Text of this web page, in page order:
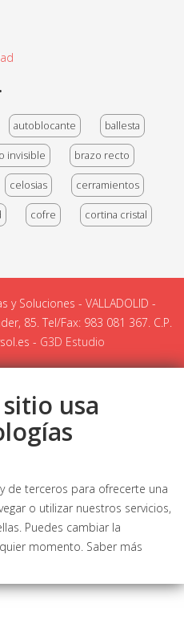
autoblocante ballesta
invisible brazo recto
celosias cerramientos
cofre cortina cristal
y Soluciones - VALLADOLID -
85. Tel/Fax: 983 081 367. C.P.
- G3D Estudio
usa
de terceros para ofrecerte una
o utilizar nuestros servicios,
Puedes cambiar la
momento. Saber más